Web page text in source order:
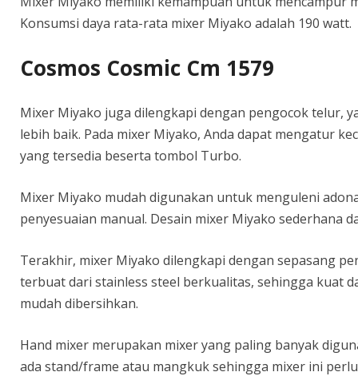
Konsumsi daya rata-rata mixer Miyako adalah 190 watt.
Cosmos Cosmic Cm 1579
Mixer Miyako juga dilengkapi dengan pengocok telur,
lebih baik. Pada mixer Miyako, Anda dapat mengatur
yang tersedia beserta tombol Turbo.
Mixer Miyako mudah digunakan untuk menguleni
penyesuaian manual. Desain mixer Miyako sederhana
Terakhir, mixer Miyako dilengkapi dengan sepasang
terbuat dari stainless steel berkualitas, sehingga kuat
mudah dibersihkan.
Hand mixer merupakan mixer yang paling banyak
ada stand/frame atau mangkuk sehingga mixer ini